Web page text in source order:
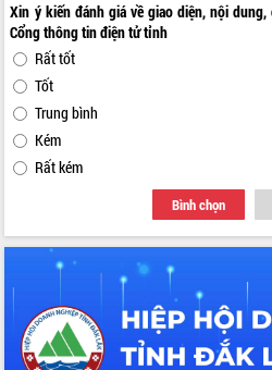
Xin ý kiến đánh giá về giao diện, nội
Cổng thông tin điện tử tỉnh
Rất tốt
Tốt
Trung bình
Kém
Rất kém
Bình chọn